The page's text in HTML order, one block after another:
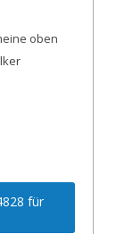
oben
für